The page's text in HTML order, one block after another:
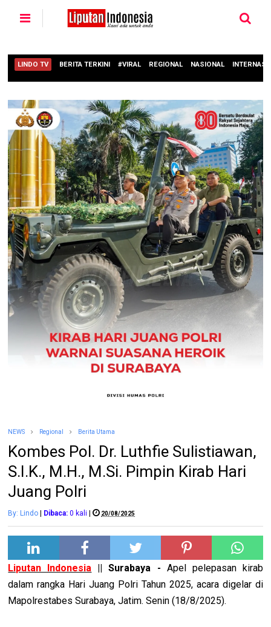
LINDO TV BERITA TERKINI #VIRAL REGIONAL NASIONAL
NEWS Regional Berita Utama
Kombes Pol. Dr. Luthfie Sulistiawan,
S.I.K., M.H., M.Si. Pimpin Kirab Hari
Juang Polri
By: Lindo Dibaca: 0 kali | 20/08/2025
Liputan Indonesia || Surabaya - Apel pelepasan kirab
dalam rangka Hari Juang Polri Tahun 2025, acara digelar di
Mapolrestabes Surabaya, Jatim. Senin (18/8/2025).